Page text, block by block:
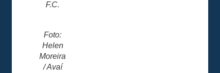
F.C.
Foto:
Helen
Moreira
/ Avaí